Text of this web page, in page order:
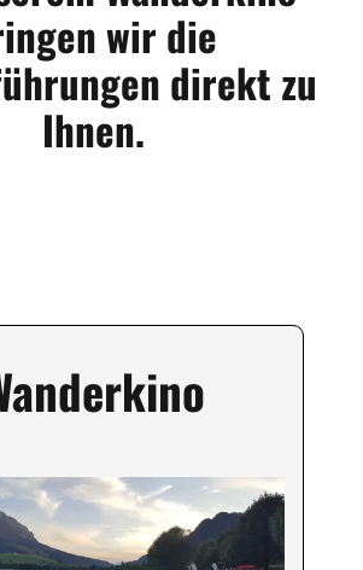
wir die
direkt zu
Ihnen.